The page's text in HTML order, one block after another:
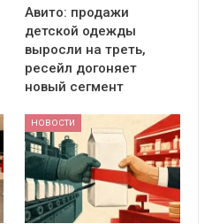
Авито: продажи
детской одежды
выросли на треть,
ресейл догоняет
новый сегмент
НОВОСТИ